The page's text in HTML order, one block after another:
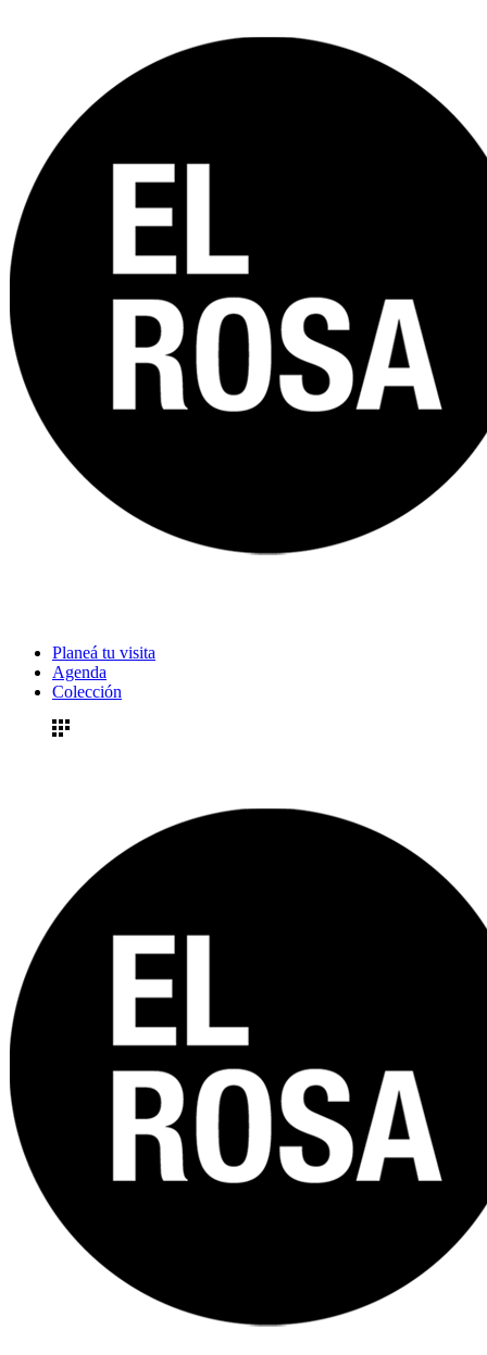
Planeá tu visita
Agenda
Colección